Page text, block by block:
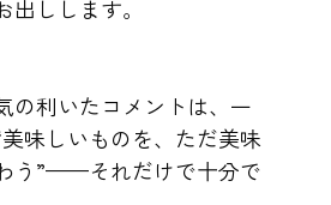
しします。
の利いたコメントは、一
美味しいものを、ただ美味
う”——それだけで十分で